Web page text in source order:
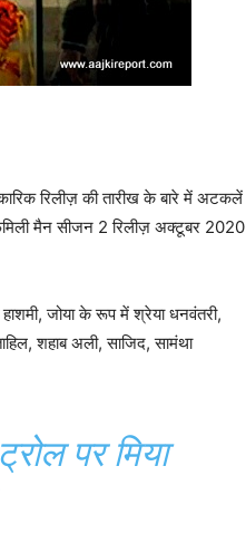
रिलीज़ की तारीख के बारे में अटकलें
फैमिली मैन सीजन 2 रिलीज़ अक्टूबर 2020
जोया के रूप में श्रेया धनवंतरी,
शहाब अली, साजिद, सामंथा
पर मिया